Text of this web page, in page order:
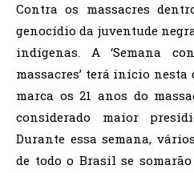
Contra os massacres
genocídio da juventude
indígenas. A ‘Semana
massacres’ terá início
marca os 21 anos do
considerado maior
Durante essa semana,
de todo o Brasil se